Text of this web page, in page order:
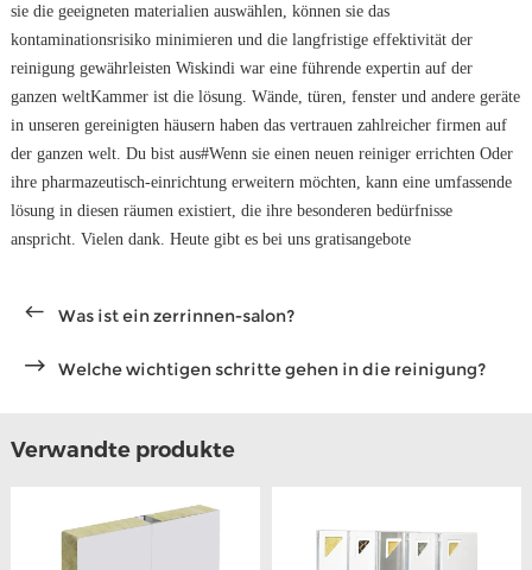
sie die geeigneten materialien auswählen, können sie das
kontaminationsrisiko minimieren und die langfristige effektivität der
reinigung gewährleisten Wiskindi war eine führende expertin auf der
ganzen weltKammer ist die lösung. Wände, türen, fenster und andere geräte
in unseren gereinigten häusern haben das vertrauen zahlreicher firmen auf
der ganzen welt. Du bist aus#Wenn sie einen neuen reiniger errichten Oder
ihre pharmazeutisch-einrichtung erweitern möchten, kann eine umfassende
lösung in diesen räumen existiert, die ihre besonderen bedürfnisse
anspricht. Vielen dank. Heute gibt es bei uns gratisangebote
Was ist ein zerrinnen-salon?
Welche wichtigen schritte gehen in die reinigung?
Verwandte produkte